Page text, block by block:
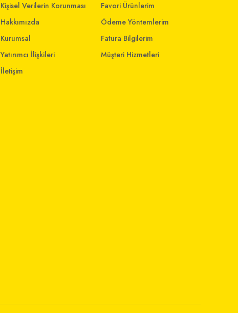
Kişisel Verilerin Korunması
Hakkımızda
Kurumsal
Yatırımcı İlişkileri
İletişim
Favori Ürünlerim
Ödeme Yöntemlerim
Fatura Bilgilerim
Müşteri Hizmetleri